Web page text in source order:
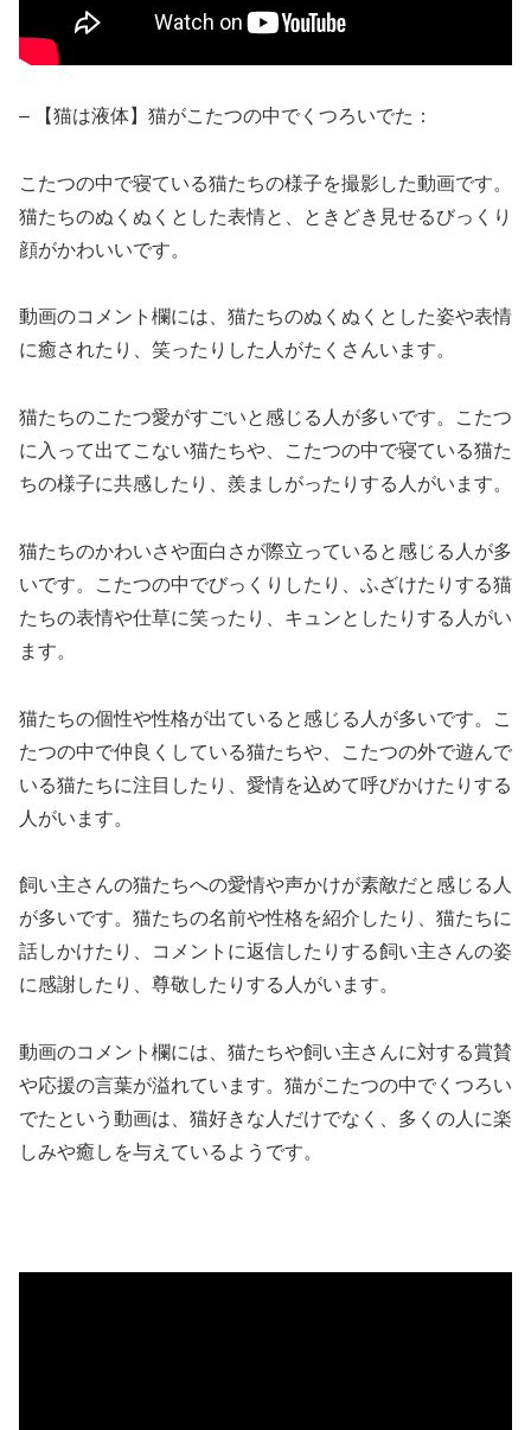
– 【猫は液体】猫がこたつの中でくつろいでた：
こたつの中で寝ている猫たちの様子を撮影した動画です。
猫たちのぬくぬくとした表情と、ときどき見せるびっくり
顔がかわいいです。
動画のコメント欄には、猫たちのぬくぬくとした姿や表情
に癒されたり、笑ったりした人がたくさんいます。
猫たちのこたつ愛がすごいと感じる人が多いです。こたつ
に入って出てこない猫たちや、こたつの中で寝ている猫た
ちの様子に共感したり、羨ましがったりする人がいます。
猫たちのかわいさや面白さが際立っていると感じる人が多
いです。こたつの中でびっくりしたり、ふざけたりする猫
たちの表情や仕草に笑ったり、キュンとしたりする人がい
ます。
猫たちの個性や性格が出ていると感じる人が多いです。こ
たつの中で仲良くしている猫たちや、こたつの外で遊んで
いる猫たちに注目したり、愛情を込めて呼びかけたりする
人がいます。
飼い主さんの猫たちへの愛情や声かけが素敵だと感じる人
が多いです。猫たちの名前や性格を紹介したり、猫たちに
話しかけたり、コメントに返信したりする飼い主さんの姿
に感謝したり、尊敬したりする人がいます。
動画のコメント欄には、猫たちや飼い主さんに対する賞賛
や応援の言葉が溢れています。猫がこたつの中でくつろい
でたという動画は、猫好きな人だけでなく、多くの人に楽
しみや癒しを与えているようです。